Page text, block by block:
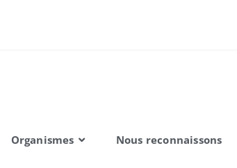
Organismes Nous reconnaissons